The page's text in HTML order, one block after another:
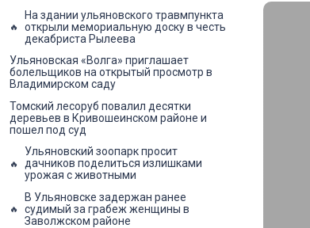
На здании ульяновского травмпункта
открыли мемориальную доску в честь
декабриста Рылеева
Ульяновская «Волга» приглашает
болельщиков на открытый просмотр в
Владимирском саду
Томский лесоруб повалил десятки
деревьев в Кривошеинском районе и
пошел под суд
Ульяновский зоопарк просит
дачников поделиться излишками
урожая с животными
В Ульяновске задержан ранее
судимый за грабеж женщины в
Заволжском районе